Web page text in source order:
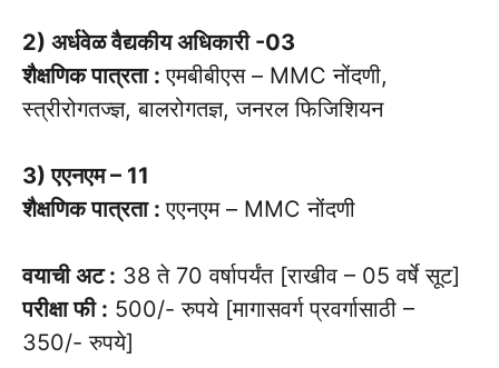
2) अर्धवेळ वैद्यकीय अधिकारी -03
शैक्षणिक पात्रता :एमबीबीएस – MMC नोंदणी,
स्त्रीरोगतज्ज्ञ, बालरोगतज्ञ, जनरल फिजिशियन
3) एएनएम – 11
शैक्षणिक पात्रता :एएनएम – MMC नोंदणी
वयाची अट : 38 ते 70 वर्षापर्यंत [राखीव – 05 वर्षे सूट]
परीक्षा फी : 500/- रुपये [मागासवर्ग प्रवर्गासाठी –
350/- रुपये]